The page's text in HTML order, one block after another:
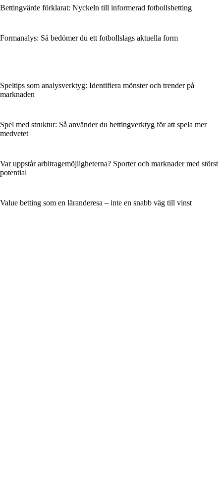
Bettingvärde förklarat: Nyckeln till informerad fotbollsbetting
Formanalys: Så bedömer du ett fotbollslags aktuella form
Speltips som analysverktyg: Identifiera mönster och trender på
marknaden
Spel med struktur: Så använder du bettingverktyg för att spela mer
medvetet
Var uppstår arbitragemöjligheterna? Sporter och marknader med störst
potential
Value betting som en läranderesa – inte en snabb väg till vinst